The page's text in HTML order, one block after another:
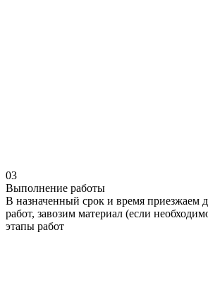
03
Выполнение работы
В назначенный срок и время приезжаем
работ, завозим материал (если
этапы работ